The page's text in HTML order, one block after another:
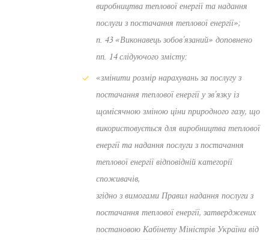
виробництва теплової енергії та надання
послуги з постачання теплової енергії»;
п. 43 «Виконавець зобов’язаний» доповнено
пп. 14 слідуючого змісту:
«змінити розмір нарахувань за послугу з
постачання теплової енергії у зв’язку із
щомісячною зміною ціни природного газу, що
використовується для виробництва теплової
енергії та надання послуги з постачання
теплової енергії відповідній категорії
споживачів,
згідно з вимогами Правил надання послуги з
постачання теплової енергії, затверджених
постановою Кабінету Міністрів України від